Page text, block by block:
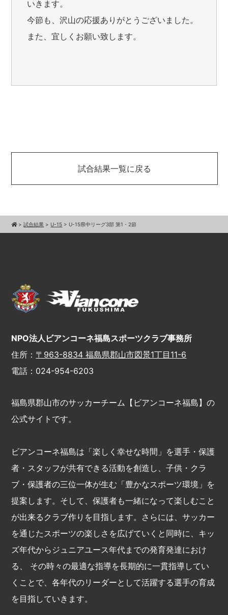
いきます。
今節も、沢山の応援ありがとうございました。
また、宜しくお願い致します。
試合結果一覧に戻る
>試合結果 > U-15 > U-15県中リーグ3部 第1・2節
NPO法人ビアンコーネ福島スポーツクラブ事務所
住所： 〒963-8834 福島県郡山市図景1丁目11-6
電話：024-954-6203
福島県郡山市のサッカーチーム【ビアンコーネ福島】の
公式サイトです。
ビアンコーネ福島は「楽しく幸せな時間」を選手・保護
者・スタッフが共有できる活動を創造し、子供・クラ
ブ・保護者の三位一体が生む「豊かなスポーツ環境」を
提案します。そして、保護者も一緒になって楽しむこと
が出来るクラブ作りを目指します。さらには、サッカー
を通じたスポーツの楽しさを広げていくと同時に、キッ
ズ年代からジュニアユース年代までの発育発達におけ
る、 その時々の最適な指導を長期的に一貫指導してい
くことで、各年代のリーダーとして活躍する選手の育成
を目指していきます。